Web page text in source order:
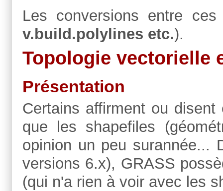
Les conversions entre
v.build.polylines etc.).
Topologie vectorielle
Présentation
Certains affirment ou
que les shapefiles
opinion un peu surannée...
versions 6.x), GRASS
(qui n'a rien à voir avec les